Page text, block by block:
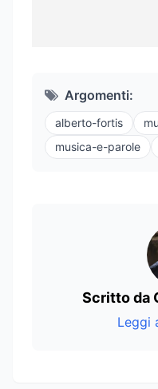
Argomenti:
alberto-fortis
musica-e-parole
Scritto da
Leggi